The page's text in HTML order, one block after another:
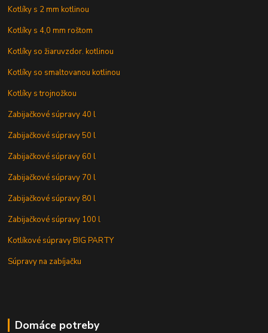
Kotlíky s 2 mm kotlinou
Kotlíky s 4,0 mm roštom
Kotlíky so žiaruvzdor. kotlinou
Kotlíky so smaltovanou kotlinou
Kotlíky s trojnožkou
Zabijačkové súpravy 40 l
Zabijačkové súpravy 50 l
Zabijačkové súpravy 60 l
Zabijačkové súpravy 70 l
Zabijačkové súpravy 80 l
Zabijačkové súpravy 100 l
Kotlíkové súpravy BIG PARTY
Súpravy na zabíjačku
Domáce potreby